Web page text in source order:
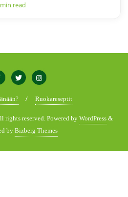
read
Ruokareseptit
rights reserved. Powered by WordPress &
byBizberg Themes